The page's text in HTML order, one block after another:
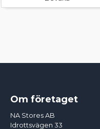
Om företaget
NA Stores AB
Idrottsvägen 33